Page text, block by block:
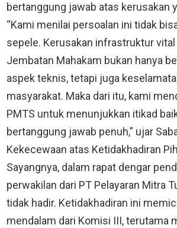
bertanggung jawab atas kerusakan
“Kami menilai persoalan ini tidak
sepele. Kerusakan infrastruktur
Jembatan Mahakam bukan hanya
aspek teknis, tetapi juga
masyarakat. Maka dari itu, kami
PMTS untuk menunjukkan itikad
bertanggung jawab penuh,” ujar
Kekecewaan atas Ketidakhadiran
Sayangnya, dalam rapat dengar
perwakilan dari PT Pelayaran Mitra
tidak hadir. Ketidakhadiran ini
mendalam dari Komisi III, terutama